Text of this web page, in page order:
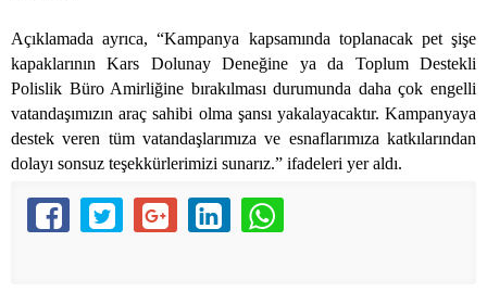
Açıklamada ayrıca, “Kampanya kapsamında toplanacak pet şişe
kapaklarının Kars Dolunay Deneğine ya da Toplum Destekli
Polislik Büro Amirliğine bırakılması durumunda daha çok engelli
vatandaşımızın araç sahibi olma şansı yakalayacaktır. Kampanyaya
destek veren tüm vatandaşlarımıza ve esnaflarımıza katkılarından
dolayı sonsuz teşekkürlerimizi sunarız.” ifadeleri yer aldı.